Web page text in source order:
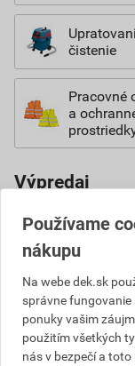
čistenie
Pracovné
a
Výpredaj
Náradie
Používame
nákupu
Na webe dek.sk
správne
ponuky vašim
použitím všetkých
nás v bezpečí a